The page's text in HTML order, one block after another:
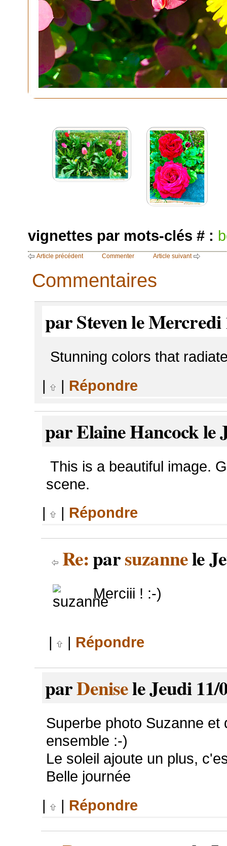
vignettes par mots-clés # :
Article précédent Commenter Article suivant
Commentaires
par Steven le Mercredi
Stunning colors that
|
| Répondre
par Elaine Hancock le
This is a beautiful image.
scene.
|
| Répondre
Re:parsuzannele
Merciii ! :-)
| | Répondre
parDenisele Jeudi 11/
Superbe photo Suzanne
ensemble :-)
Le soleil ajoute un plus,
Belle journée
|
| Répondre